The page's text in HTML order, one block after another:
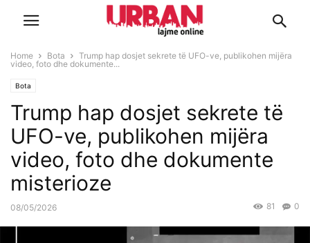
Home Bota
Trump hap dosjet sekrete të UFO-ve, publikohen mijëra
video, foto dhe dokumente...
Bota
Trump hap dosjet sekrete të
UFO-ve, publikohen mijëra
video, foto dhe dokumente
misterioze
08/05/2026 0
81